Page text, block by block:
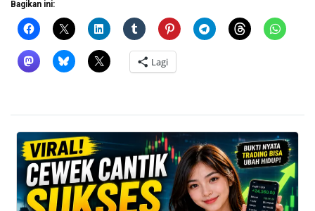
Bagikan ini:
Lagi